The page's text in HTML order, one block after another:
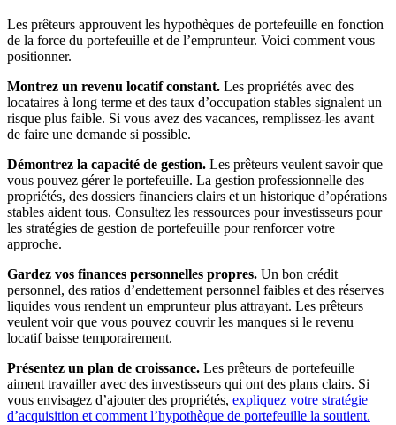
Les prêteurs approuvent les hypothèques de portefeuille en fonction
de la force du portefeuille et de l’emprunteur. Voici comment vous
positionner.
Montrez un revenu locatif constant. Les propriétés avec des
locataires à long terme et des taux d’occupation stables signalent un
risque plus faible. Si vous avez des vacances, remplissez-les avant
de faire une demande si possible.
Démontrez la capacité de gestion. Les prêteurs veulent savoir que
vous pouvez gérer le portefeuille. La gestion professionnelle des
propriétés, des dossiers financiers clairs et un historique d’opérations
stables aident tous. Consultez les ressources pour investisseurs pour
les stratégies de gestion de portefeuille pour renforcer votre
approche.
Gardez vos finances personnelles propres. Un bon crédit
personnel, des ratios d’endettement personnel faibles et des réserves
liquides vous rendent un emprunteur plus attrayant. Les prêteurs
veulent voir que vous pouvez couvrir les manques si le revenu
locatif baisse temporairement.
Présentez un plan de croissance. Les prêteurs de portefeuille
aiment travailler avec des investisseurs qui ont des plans clairs. Si
vous envisagez d’ajouter des propriétés, expliquez votre stratégie
d’acquisition et comment l’hypothèque de portefeuille la soutient.